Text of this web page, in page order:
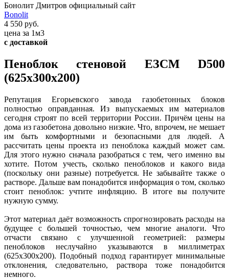
Бонолит Дмитров официальный сайт
Bonolit
4 550 руб.
цена за 1м3
с доставкой
Пеноблок стеновой ЕЗСМ D500
(625х300х200)
Репутация Егорьевского завода газобетонных блоков
полностью оправданная. Из выпускаемых им материалов
сегодня строят по всей территории России. Причём цены на
дома из газобетона довольно низкие. Что, впрочем, не мешает
им быть комфортными и безопасными для людей. А
рассчитать цены проекта из пеноблока каждый может сам.
Для этого нужно сначала разобраться с тем, чего именно вы
хотите. Потом учесть, сколько пеноблоков и какого вида
(поскольку они разные) потребуется. Не забывайте также о
растворе. Дальше вам понадобится информация о том, сколько
стоит пеноблок: учтите инфляцию. В итоге вы получите
нужную сумму.
Этот материал даёт возможность спрогнозировать расходы на
будущее с большей точностью, чем многие аналоги. Что
отчасти связано с улучшенной геометрией: размеры
пеноблоков неслучайно указываются в миллиметрах
(625х300х200). Подобный подход гарантирует минимальные
отклонения, следовательно, раствора тоже понадобится
немного.